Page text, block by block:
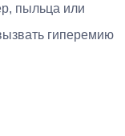
пыльца или
гиперемию